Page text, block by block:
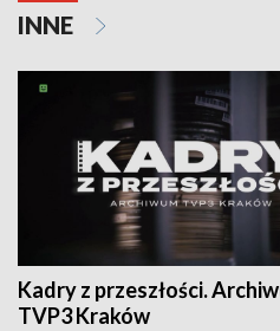
INNE
Kadry z przeszłości.
TVP3 Kraków